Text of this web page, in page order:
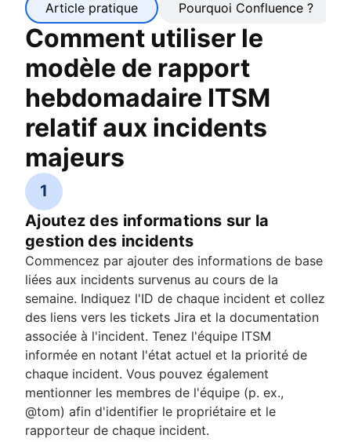
Article pratique Pourquoi Confluence ?
Comment utiliser le
modèle de rapport
hebdomadaire ITSM
relatif aux incidents
majeurs
1
Ajoutez des informations sur la
gestion des incidents
Commencez par ajouter des informations de base
liées aux incidents survenus au cours de la
semaine. Indiquez l'ID de chaque incident et collez
des liens vers les tickets Jira et la documentation
associée à l'incident. Tenez l'équipe ITSM
informée en notant l'état actuel et la priorité de
chaque incident. Vous pouvez également
mentionner les membres de l'équipe (p. ex.,
@tom) afin d'identifier le propriétaire et le
rapporteur de chaque incident.